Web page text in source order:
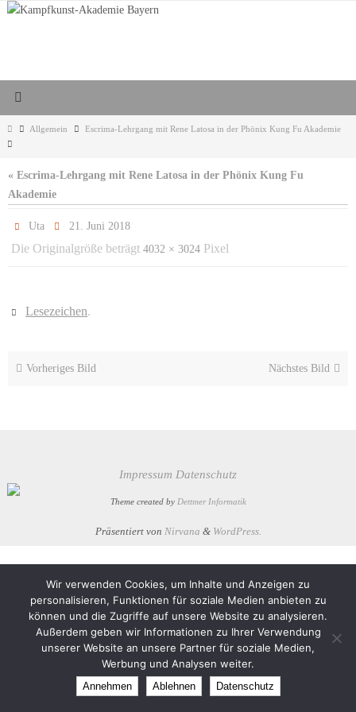
Zum
StartAllgemein Escrima-Lehrgang mit Rene Latosa in der Phönix Kung Fu Akademie
« Escrima-Lehrgang mit Rene Latosa in der Phönix Kung Fu
Akademie
Uta 21. Juni 2018
Die Originalgröße beträgt 4032 × 3024 Pixel
Lesezeichen.
Vorheriges Bild Nächstes Bild
Impressum Datenschutz
Theme created by Dettmer Informatik
Präsentiert von Nirvana & WordPress.
Wir verwenden Cookies, um Inhalte und Anzeigen zu
personalisieren, Funktionen für soziale Medien anbieten zu
können und die Zugriffe auf unsere Website zu analysieren.
Außerdem geben wir Informationen zu Ihrer Verwendung
unserer Website an unsere Partner für soziale Medien,
Werbung und Analysen weiter.
Annehmen Ablehnen Datenschutz